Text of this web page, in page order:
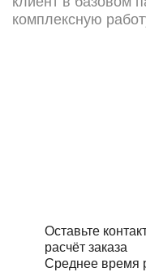
комплексную
Оставьте
расчёт заказа
Среднее время